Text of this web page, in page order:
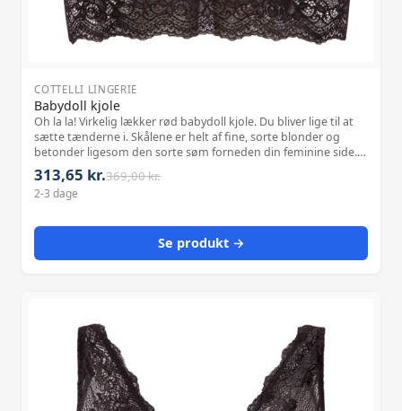
COTTELLI LINGERIE
Babydoll kjole
Oh la la! Virkelig lækker rød babydoll kjole. Du bliver lige til at
sætte tænderne i. Skålene er helt af fine, sorte blonder og
betonder ligesom den sorte søm forneden din feminine side.
De sorte indsatser af blonde foran i perfekt indramning af
blonde ov
313,65 kr.369,00 kr.
2-3 dage
Se produkt →